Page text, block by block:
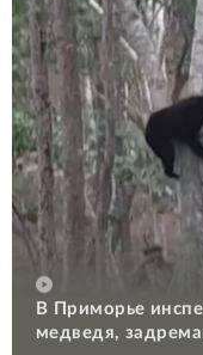
В Приморье
медведя,